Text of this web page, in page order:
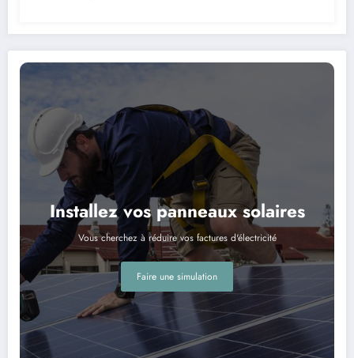
Installez vos panneaux solaires
Vous cherchez à réduire vos factures d'électricité
Faire une simulation